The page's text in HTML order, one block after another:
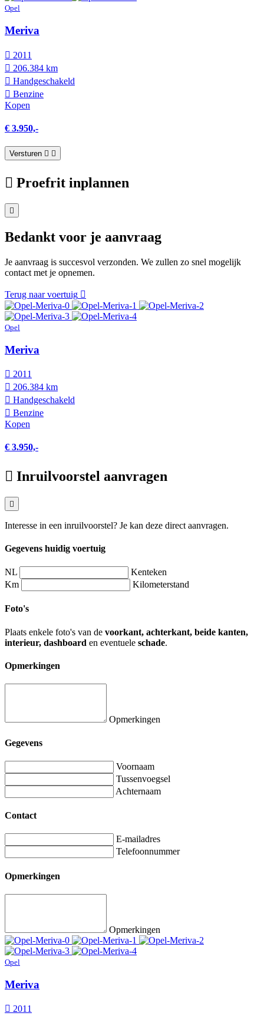
Opel
Meriva
2011
206.384 km
Hand­geschakeld
Benzine
Kopen
€ 3.950,-
Versturen
Proefrit inplannen
Bedankt voor je aanvraag
Je aanvraag is succesvol verzonden. We zullen zo snel mogelijk
contact met je opnemen.
Terug naar voertuig
Opel
Meriva
2011
206.384 km
Hand­geschakeld
Benzine
Kopen
€ 3.950,-
Inruilvoorstel aanvragen
Interesse in een inruilvoorstel? Je kan deze direct aanvragen.
Gegevens huidig voertuig
NL
Kenteken
Km
Kilometerstand
Foto's
Plaats enkele foto's van de voorkant, achterkant, beide kanten,
interieur, dashboard en eventuele schade.
Opmerkingen
Opmerkingen
Gegevens
Voornaam
Tussenvoegsel
Achternaam
Contact
E-mailadres
Telefoonnummer
Opmerkingen
Opmerkingen
Opel
Meriva
2011